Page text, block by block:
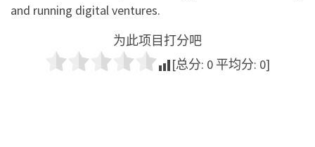
and running digital ventures.
为此项目打分吧
[总分: 0 平均分: 0]